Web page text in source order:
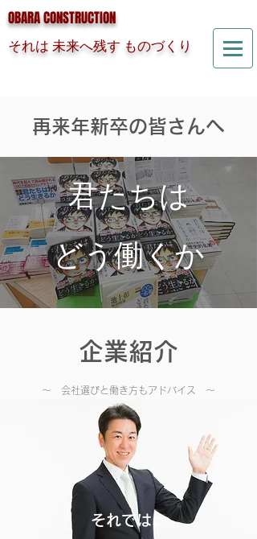
OBARA CONSTRUCTION
それは 未来へ残す ものづくり
再来年新卒の皆さんへ
君たちは
​どう働くか
企業紹介
​～ 会社選びと働き方もアドバイス ～
それでは、